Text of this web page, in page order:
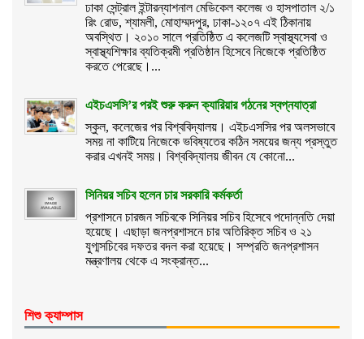
ঢাকা সেন্ট্রাল ইন্টারন্যাশনাল মেডিকেল কলেজ ও হাসপাতাল ২/১
রিং রোড, শ্যামলী, মোহাম্মদপুর, ঢাকা-১২০৭ এই ঠিকানায়
অবস্থিত। ২০১০ সালে প্রতিষ্ঠিত এ কলেজটি স্বাস্থ্যসেবা ও
স্বাস্থ্যশিক্ষার ব্যতিক্রমী প্রতিষ্ঠান হিসেবে নিজেকে প্রতিষ্ঠিত
করতে পেরেছে।...
এইচএসসি’র পরই শুরু করুন ক্যারিয়ার গঠনের স্বপ্নযাত্রা
স্কুল, কলেজের পর বিশ্ববিদ্যালয়। এইচএসসির পর অলসভাবে
সময় না কাটিয়ে নিজেকে ভবিষ্যতের কঠিন সময়ের জন্য প্রস্তুত
করার এখনই সময়। বিশ্ববিদ্যালয় জীবন যে কোনো...
সিনিয়র সচিব হলেন চার সরকারি কর্মকর্তা
প্রশাসনে চারজন সচিবকে সিনিয়র সচিব হিসেবে পদোন্নতি দেয়া
হয়েছে। এছাড়া জনপ্রশাসনে চার অতিরিক্ত সচিব ও ২১
যুগ্মসচিবের দফতর বদল করা হয়েছে। সম্প্রতি জনপ্রশাসন
মন্ত্রণালয় থেকে এ সংক্রান্ত...
শিশু ক্যাম্পাস